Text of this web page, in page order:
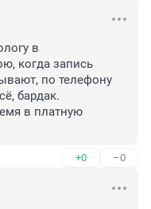
в
когда запись
по телефону
бардак.
в платную
+0 –0